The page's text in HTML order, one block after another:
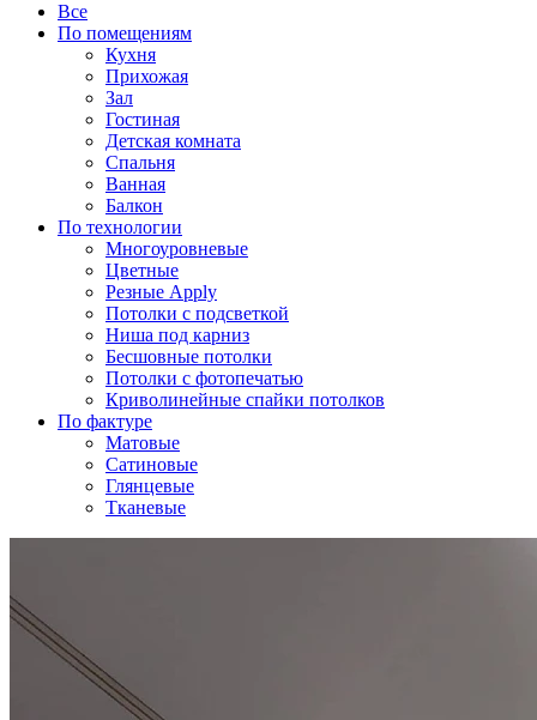
Все
По помещениям
Кухня
Прихожая
Зал
Гостиная
Детская комната
Спальня
Ванная
Балкон
По технологии
Многоуровневые
Цветные
Резные Apply
Потолки с подсветкой
Ниша под карниз
Бесшовные потолки
Потолки с фотопечатью
Криволинейные спайки потолков
По фактуре
Матовые
Сатиновые
Глянцевые
Тканевые